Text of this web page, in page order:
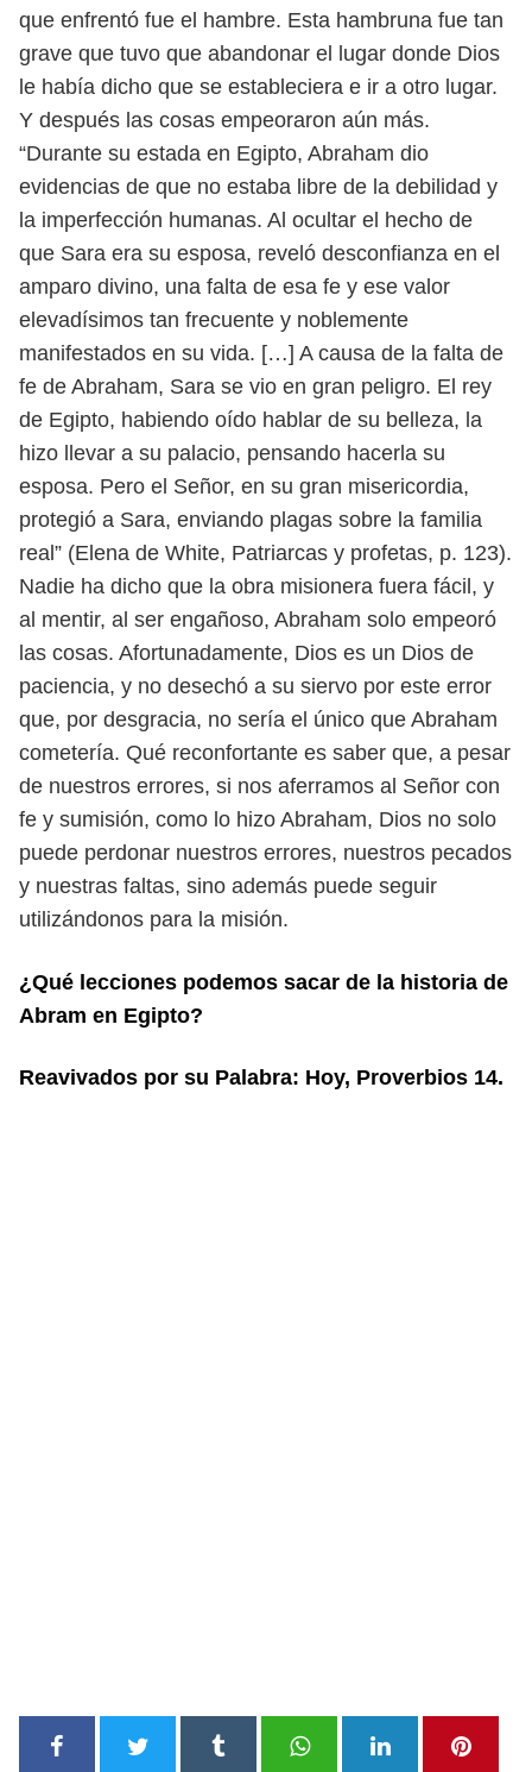
que enfrentó fue el hambre. Esta hambruna fue tan
grave que tuvo que abandonar el lugar donde Dios
le había dicho que se estableciera e ir a otro lugar.
Y después las cosas empeoraron aún más.
“Durante su estada en Egipto, Abraham dio
evidencias de que no estaba libre de la debilidad y
la imperfección humanas. Al ocultar el hecho de
que Sara era su esposa, reveló desconfianza en el
amparo divino, una falta de esa fe y ese valor
elevadísimos tan frecuente y noblemente
manifestados en su vida. […] A causa de la falta de
fe de Abraham, Sara se vio en gran peligro. El rey
de Egipto, habiendo oído hablar de su belleza, la
hizo llevar a su palacio, pensando hacerla su
esposa. Pero el Señor, en su gran misericordia,
protegió a Sara, enviando plagas sobre la familia
real” (Elena de White, Patriarcas y profetas, p. 123).
Nadie ha dicho que la obra misionera fuera fácil, y
al mentir, al ser engañoso, Abraham solo empeoró
las cosas. Afortunadamente, Dios es un Dios de
paciencia, y no desechó a su siervo por este error
que, por desgracia, no sería el único que Abraham
cometería. Qué reconfortante es saber que, a pesar
de nuestros errores, si nos aferramos al Señor con
fe y sumisión, como lo hizo Abraham, Dios no solo
puede perdonar nuestros errores, nuestros pecados
y nuestras faltas, sino además puede seguir
utilizándonos para la misión.
¿Qué lecciones podemos sacar de la historia de
Abram en Egipto?
Reavivados por su Palabra: Hoy, Proverbios 14.